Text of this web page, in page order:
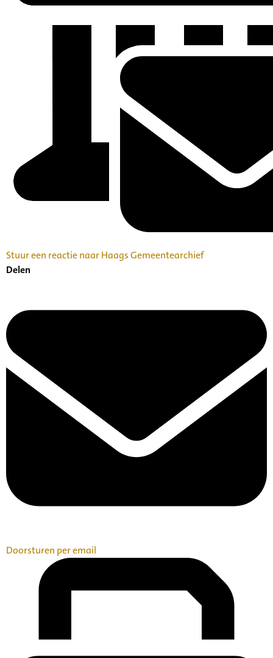
Stuur een reactie naar Haags Gemeentearchief
Delen
Doorsturen per email